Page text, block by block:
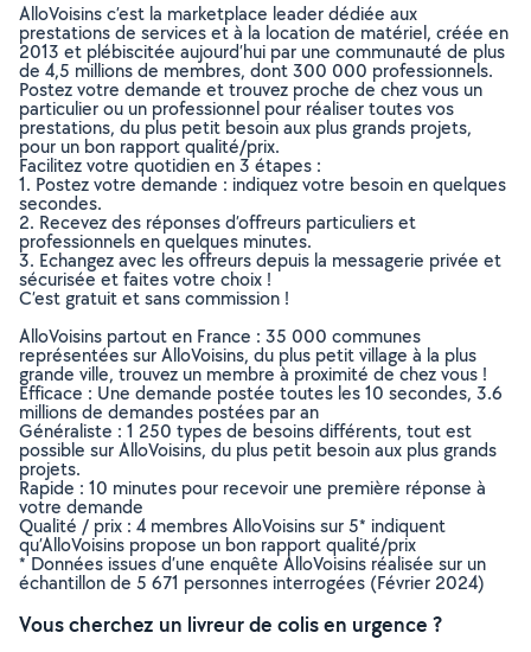
AlloVoisins c’est la marketplace leader dédiée aux
prestations de services et à la location de matériel, créée en
2013 et plébiscitée aujourd’hui par une communauté de plus
de 4,5 millions de membres, dont 300 000 professionnels.
Postez votre demande et trouvez proche de chez vous un
particulier ou un professionnel pour réaliser toutes vos
prestations, du plus petit besoin aux plus grands projets,
pour un bon rapport qualité/prix.
Facilitez votre quotidien en 3 étapes :
1. Postez votre demande : indiquez votre besoin en quelques
secondes.
2. Recevez des réponses d’offreurs particuliers et
professionnels en quelques minutes.
3. Echangez avec les offreurs depuis la messagerie privée et
sécurisée et faites votre choix !
C’est gratuit et sans commission !
AlloVoisins partout en France : 35 000 communes
représentées sur AlloVoisins, du plus petit village à la plus
grande ville, trouvez un membre à proximité de chez vous !
Efficace : Une demande postée toutes les 10 secondes, 3.6
millions de demandes postées par an
Généraliste : 1 250 types de besoins différents, tout est
possible sur AlloVoisins, du plus petit besoin aux plus grands
projets.
Rapide : 10 minutes pour recevoir une première réponse à
votre demande
Qualité / prix : 4 membres AlloVoisins sur 5* indiquent
qu’AlloVoisins propose un bon rapport qualité/prix
* Données issues d’une enquête AlloVoisins réalisée sur un
échantillon de 5 671 personnes interrogées (Février 2024)
Vous cherchez un livreur de colis en urgence ?